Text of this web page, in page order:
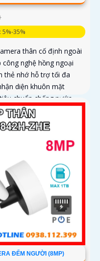
35%
thân cố định ngoài
nghệ hồng ngoại
thẻ nhớ hỗ trợ tối đa
diện khuôn mặt
chuẩn chống nước
sát ngoài trời, hỗ trợ
cho các bãi giữ xe
ĐẾM NGƯỜI (8MP)